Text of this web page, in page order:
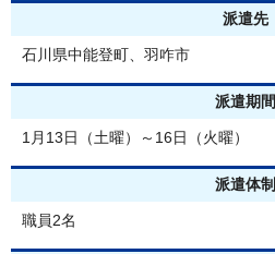
派遣先
石川県中能登町、羽咋市
派遣期間
1月13日（土曜）～16日（火曜）
派遣体制
職員2名